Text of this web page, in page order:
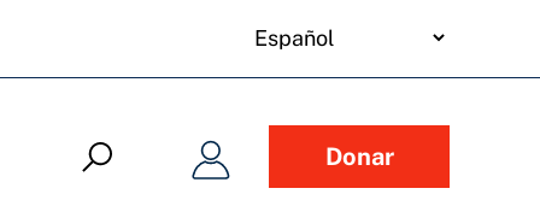
language
Donar